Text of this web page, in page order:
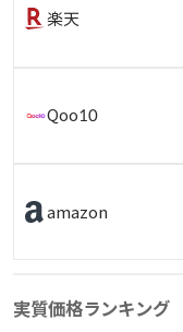
楽天
Qoo10
amazon
実質価格ランキング